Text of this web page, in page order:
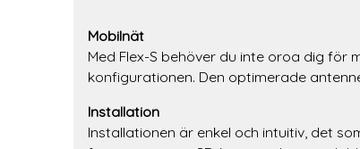
Mobilnät
Med Flex-S behöver du inte oroa dig
konfigurationen. Den optimerade
Installation
Installationen är enkel och intuitiv, det